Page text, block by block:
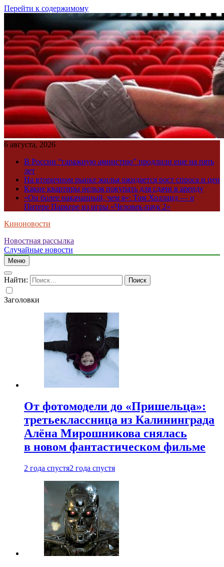
Перейти к содержимому
6 августа, 2026
В России “гаражную амнистию” продлили еще на пять
лет
На вторичном рынке жилья ожидается рост спроса и цен
Какие квартиры нельзя покупать для сдачи в аренду
«Он более накачанный, чем я»: Том Холланд — о
Питере Паркере из игры «Человек-паук 2»
Киноновости
Новостная рассылка
Случайные новости
Меню
Найти:
Заголовки
От фотомодели до «Пришельца»:
третьеклассница из Калининграда
Алёна Мирошникова снялась
в новом фантастическом фильме
2 года спустя2 года спустя